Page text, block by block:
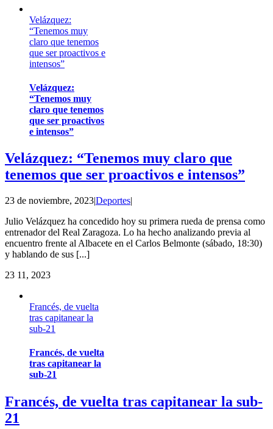
Velázquez:
“Tenemos muy
claro que tenemos
que ser proactivos e
intensos”
Velázquez:
“Tenemos muy
claro que tenemos
que ser proactivos
e intensos”
Velázquez: “Tenemos muy claro que
tenemos que ser proactivos e intensos”
23 de noviembre, 2023|Deportes|
Julio Velázquez ha concedido hoy su primera rueda de prensa como
entrenador del Real Zaragoza. Lo ha hecho analizando previa al
encuentro frente al Albacete en el Carlos Belmonte (sábado, 18:30)
y hablando de sus [...]
23 11, 2023
Francés, de vuelta
tras capitanear la
sub-21
Francés, de vuelta
tras capitanear la
sub-21
Francés, de vuelta tras capitanear la sub-
21